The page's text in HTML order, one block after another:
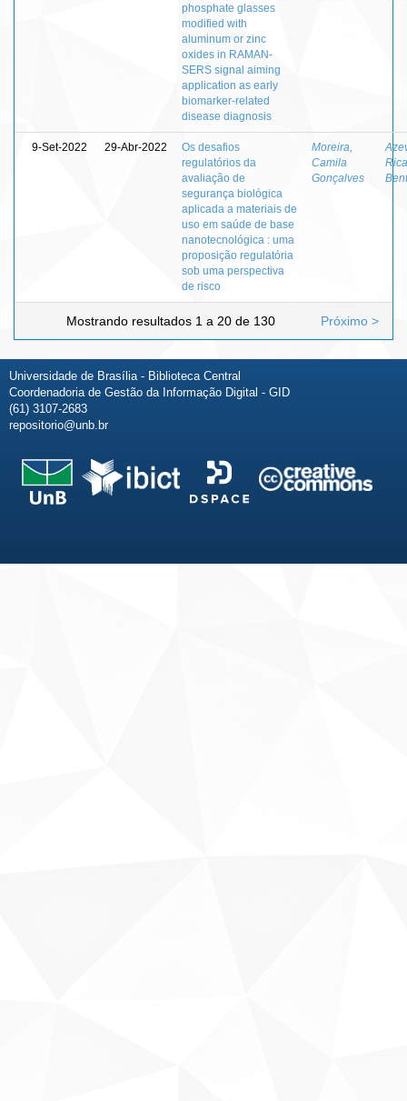
phosphate glasses
modified with
aluminum or zinc
oxides in RAMAN-
SERS signal aiming
application as early
biomarker-related
disease diagnosis
9-Set-2022 29-Abr-2022
Os desafios
regulatórios da
avaliação de
segurança biológica
aplicada a materiais de
uso em saúde de base
nanotecnológica : uma
proposição regulatória
sob uma perspectiva
de risco
Moreira,
Camila
Gonçalves
Mostrando resultados 1 a 20 de 130 Próximo >
Universidade de Brasília - Biblioteca Central
Coordenadoria de Gestão da Informação Digital - GID
(61) 3107-2683
repositorio@unb.br